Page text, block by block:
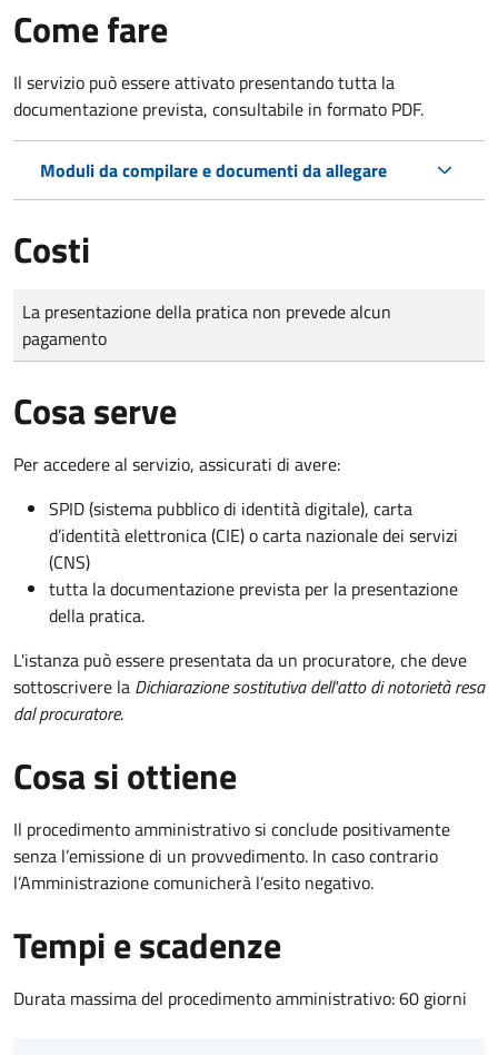
Come fare
Il servizio può essere attivato presentando tutta la
documentazione prevista, consultabile in formato PDF.
Moduli da compilare e documenti da allegare
Costi
Tipo di pagamento
Importo
La presentazione della pratica non prevede alcun
pagamento
Cosa serve
Per accedere al servizio, assicurati di avere:
SPID (sistema pubblico di identità digitale), carta
d’identità elettronica (CIE) o carta nazionale dei servizi
(CNS)
tutta la documentazione prevista per la presentazione
della pratica.
L'istanza può essere presentata da un procuratore, che deve
sottoscrivere la Dichiarazione sostitutiva dell'atto di notorietà resa
dal procuratore.
Cosa si ottiene
Il procedimento amministrativo si conclude positivamente
senza l’emissione di un provvedimento. In caso contrario
l’Amministrazione comunicherà l’esito negativo.
Tempi e scadenze
Durata massima del procedimento amministrativo: 60 giorni